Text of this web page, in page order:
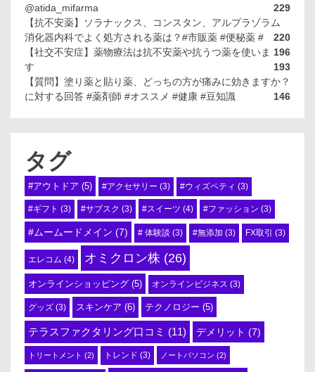
@atida_mifarma
229
【抗不安薬】ソラナックス、コンスタン、アルプラゾラム
220
消化器内科でよく処方される薬は？#市販薬 #便秘薬 #
196
【社交不安症】薬物療法は抗不安薬や抗うつ薬を使いま
す
193
【質問】塗り薬と貼り薬、どっちの方が痛みに効きますか？
に対する回答 #薬剤師 #オススメ #健康 #豆知識
146
タグ
#アウトドア (5) #アクセサリー (3) #ウィズペティ (3)
#ギフト (3) #サブスク (3) #スイーツ (4) #ファッション (3)
#ムームードメイン (7) # 体験談 (3) #無添加 (3) FX取引 (3)
エレコム (4) オミクロン株 (26)
オンラインショッピング (5) オンラインビジネス (3)
グッズ (3) スキンケア (6) テクノロジー (5)
テラスファクタリング口コミ (11) デメリット (7)
トリートメント (2) トレンド (3) ノートパソコン (2)